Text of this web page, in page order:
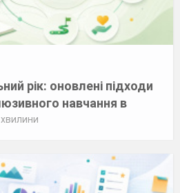
рік: оновлені підходи
навчання в